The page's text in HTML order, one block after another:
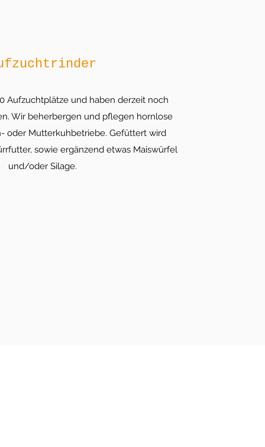
Aufzuchtplätze und haben derzeit noch
Wir beherbergen und pflegen hornlose
oder Mutterkuhbetriebe. Gefüttert wird
sowie ergänzend etwas Maiswürfel
und/oder Silage.